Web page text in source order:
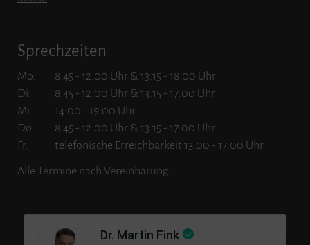
Sprechzeiten
Mo.
8.45 - 12.00 Uhr & 13.15 - 18.00 Uhr
Di.
8.45 - 12.00 Uhr & 13.15 - 17.00 Uhr
Mi.
14:00 - 19:00 Uhr
Do.
8.45 - 12.00 Uhr & 13.15 - 17.00 Uhr
Fr.
telefonische Erreichbarkeit 13:00 - 17:00 Uhr
Alle Termine nach Vereinbarung.